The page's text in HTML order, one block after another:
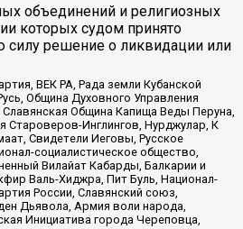
объединений и религиозных
которых судом принято
силу решение о ликвидации или
ВЕК РА, Рада земли Кубанской
Община Духовного Управления
Община Капища Веды Перуна,
Староверов-Инглингов, Нурджулар, К
Свидетели Иеговы, Русское
социалистическое общество,
Вилайат Кабарды, Балкарии и
Валь-Хиджра, Пит Буль, Национал-
России, Славянский союз,
Дьявола, Армия воли народа,
Инициатива города Череповца,